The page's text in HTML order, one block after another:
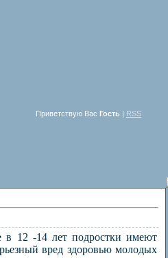
Приветствую Вас Гость | RSS
в 12 -14 лет подростки имеют
вред здоровью молодых